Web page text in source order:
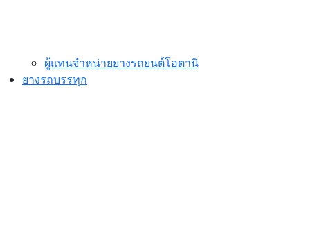
ผู้แทนจำหน่ายยางรถยนต์โอตานิ
ยางรถบรรทุก